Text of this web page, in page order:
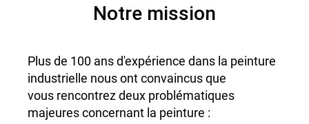
Notre mission
Plus de 100 ans d'expérience dans la peinture
industrielle nous ont convaincus que
vous rencontrez deux problématiques
majeures concernant la peinture :